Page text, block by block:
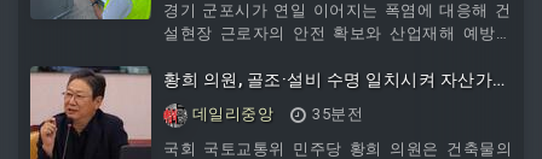
경기 군포시가 연일 이어지는 폭염에 대응해 건
설현장 근로자의 안전 확보와 산업재해 예방을
시는 지난 6일부터 12일까지 주요 ...
황희 의원, 골조·설비 수명 일치시켜 자산가치
보전 및 주택시장 안정 견인
데일리중앙
35분전
국회 국토교통위 민주당 황희 의원은 건축물의